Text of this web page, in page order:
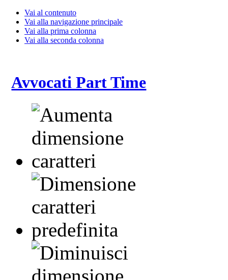
Vai al contenuto
Vai alla navigazione principale
Vai alla prima colonna
Vai alla seconda colonna
Avvocati Part Time